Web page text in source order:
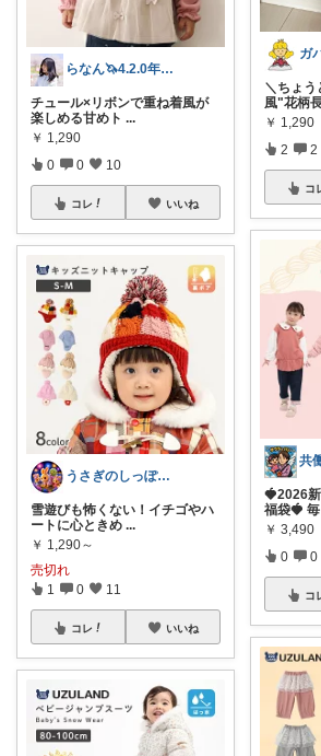
らなん🦄4.2.0年子育児
チュール×リボンで重ね着風が
楽しめる甘めト ...
￥ 1,290
0 0 10
コレ いいね
うさぎのしっぽ43🐰2児の母👧朝コレ
雪遊びも怖くない！イチゴやハ
ートに心ときめ ...
￥ 1,290～
売切れ
1 0 11
コレ いいね
＼ちょ
風"花柄
￥ 1,290
2 2
コ
🍓2026
福袋🍓 毎
￥ 3,490
0 0
コ